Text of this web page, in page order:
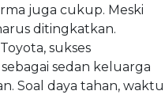
juga cukup. Meski
ditingkatkan.
sukses
sedan keluarga
Soal daya tahan, waktu